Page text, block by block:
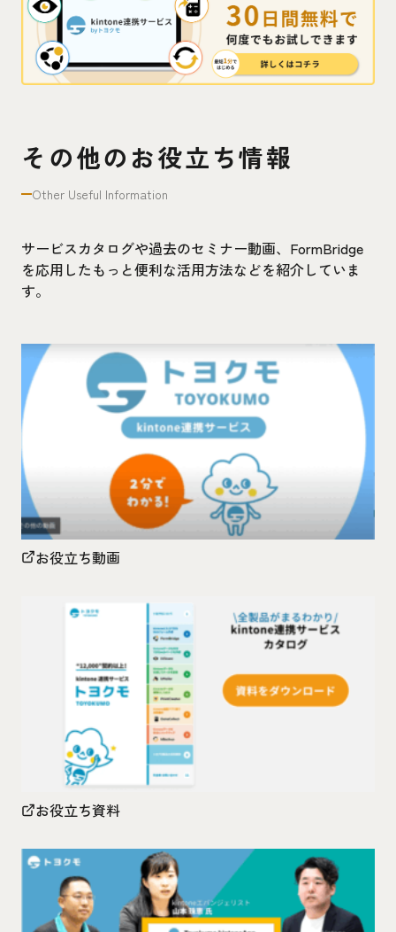
その他のお役立ち情報
Other Useful Information
サービスカタログや過去のセミナー動画、FormBridge
を応用したもっと便利な活用方法などを紹介していま
す。
お役立ち動画
お役立ち資料